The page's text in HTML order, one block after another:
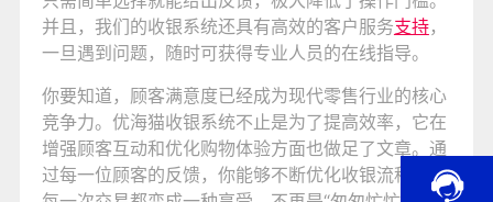
并且，我们的收银系统还具有高效的客户服务支持，
一旦遇到问题，随时可获得专业人员的在线指导。
你要知道，顾客满意度已经成为现代零售行业的核心
竞争力。优海猫收银系统不止是为了提高效率，它在
增强顾客互动和优化购物体验方面也做足了文章。通
过每一位顾客的反馈，你能够不断优化收银流程，让